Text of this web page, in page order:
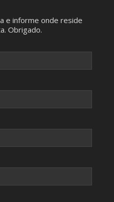
e informe onde reside
Obrigado.